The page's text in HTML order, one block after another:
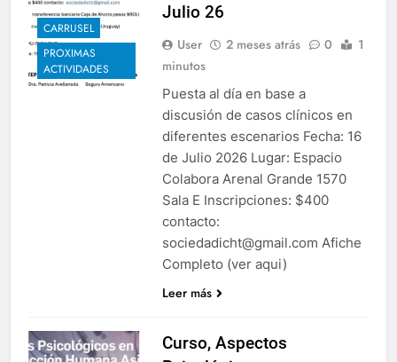
CARRUSEL
PROXIMAS
ACTIVIDADES
Julio 26
User 2 meses atrás 0
1
minutos
Puesta al día en base a
discusión de casos clínicos en
diferentes escenarios Fecha: 16
de Julio 2026 Lugar: Espacio
Colabora Arenal Grande 1570
Sala E Inscripciones: $400
contacto:
sociedadicht@gmail.com Afiche
Completo (ver aqui)
Leer más
Curso, Aspectos